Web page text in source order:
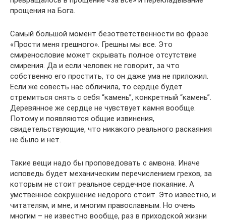
прощения на Бога.
Самый большой момент безответственности во фразе
«Прости меня грешного». Грешны мы все. Это
смиренословие может скрывать полное отсутствие
смирения. Да и если человек не говорит, за что
собственно его простить, то он даже ума не приложил.
Если же совесть нас обличила, то сердце будет
стремиться снять с себя “камень”, конкретный “камень”.
Деревянное же сердце не чувствует камня вообще.
Потому и появляются общие извинения,
свидетельствующие, что никакого реального раскаяния
не было и нет.
Такие вещи надо бы проповедовать с амвона. Иначе
исповедь будет механическим перечислением грехов, за
которым не стоит реальное сердечное покаяние. А
умственное сокрушение недорого стоит. Это известно, и
читателям, и мне, и многим православным. Но очень
многим – не известно вообще, раз в приходской жизни